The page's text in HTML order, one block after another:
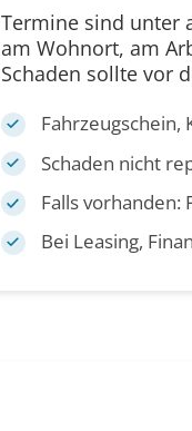
Termine sind unter
am Wohnort, am
Schaden sollte vor
Schaden nicht
Falls vorhanden:
Bei Leasing,